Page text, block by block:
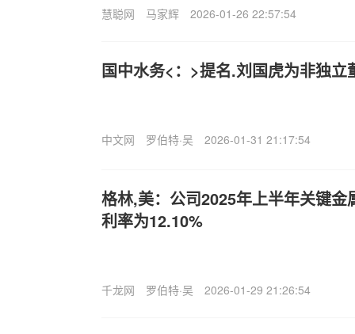
慧聪网 马家辉 2026-01-26 22:57:54
国中水务<：>提名.刘国虎为非独立
中文网 罗伯特·吴 2026-01-31 21:17:54
格林,美：公司2025年上半年关键金
利率为12.10%
千龙网 罗伯特·吴 2026-01-29 21:26:54